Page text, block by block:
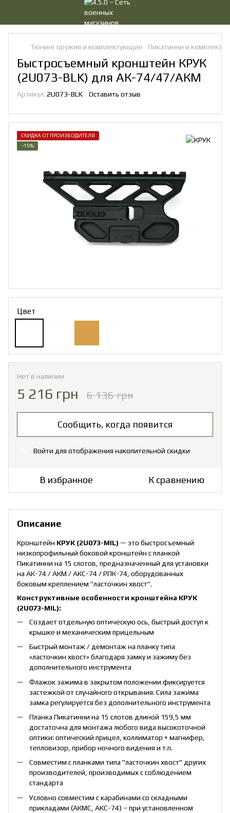
Тюнинг оружия и комплектующие Пикатинни и
Быстросъемный кронштейн КРУК
(2U073-BLK) для АК-74/47/АКМ
Артикул: 2U073-BLK Оставить отзыв
СКИДКА ОТ ПРОИЗВОДИТЕЛЯ
−15%
Цвет
Нет в наличии
5 216 грн 6 136 грн
Сообщить, когда появится
Войти для отображения накопительной скидки
В избранное К сравнению
Описание
Кронштейн КРУК (2U073-MIL) — это быстросъемный
низкопрофильный боковой кронштейн с планкой
Пикатинни на 15 слотов, предназначенный для установки
на АК-74 / АКМ / АКС-74 / РПК-74, оборудованных
боковым креплением "ласточкин хвост".
Конструктивные особенности кронштейна КРУК
(2U073-MIL):
Создает отдельную оптическую ось, быстрый доступ к
крышке и механическим прицельным
Быстрый монтаж / демонтаж на планку типа
«ласточкин хвост» благодаря замку и зажиму без
дополнительного инструмента
Флажок зажима в закрытом положении фиксируется
застежкой от случайного открывания. Сила зажима
замка регулируется без дополнительного инструмента
Планка Пикатинни на 15 слотов длиной 159,5 мм
достаточна для монтажа любого вида высокоточной
оптики: оптический прицел, коллиматор + магнифер,
тепловизор, прибор ночного видения и т.п.
Совместим с планками типа "ласточкин хвост" других
производителей, производимых с соблюдением
стандарта
Условно совместим с карабинами со складными
прикладами (АКМС, АКС-74) – при установленном